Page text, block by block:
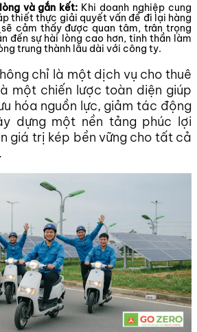
và gắn kết: Khi doanh nghiệp cung
thiết thực giải quyết vấn đề đi lại hàng
cảm thấy được quan tâm, trân trọng
đến sự hài lòng cao hơn, tinh thần làm
trung thành lâu dài với công ty.
chỉ là một dịch vụ cho thuê
một chiến lược toàn diện giúp
hóa nguồn lực, giảm tác động
dựng một nền tảng phúc lợi
giá trị kép bền vững cho tất cả